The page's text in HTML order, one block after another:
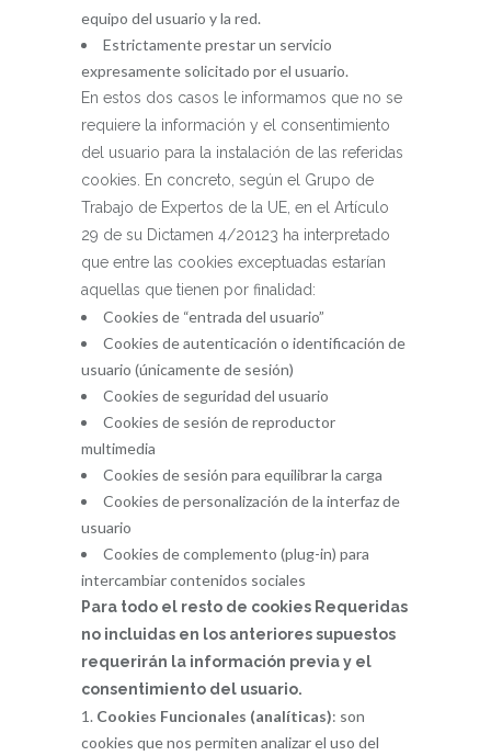
equipo del usuario y la red.
Estrictamente prestar un servicio
expresamente solicitado por el usuario.
En estos dos casos le informamos que no se
requiere la información y el consentimiento
del usuario para la instalación de las referidas
cookies. En concreto, según el Grupo de
Trabajo de Expertos de la UE, en el Artículo
29 de su Dictamen 4/20123 ha interpretado
que entre las cookies exceptuadas estarían
aquellas que tienen por finalidad:
Cookies de “entrada del usuario”
Cookies de autenticación o identificación de
usuario (únicamente de sesión)
Cookies de seguridad del usuario
Cookies de sesión de reproductor
multimedia
Cookies de sesión para equilibrar la carga
Cookies de personalización de la interfaz de
usuario
Cookies de complemento (plug-in) para
intercambiar contenidos sociales
Para todo el resto de cookies Requeridas
no incluidas en los anteriores supuestos
requerirán la información previa y el
consentimiento del usuario.
Cookies Funcionales (analíticas): son
cookies que nos permiten analizar el uso del